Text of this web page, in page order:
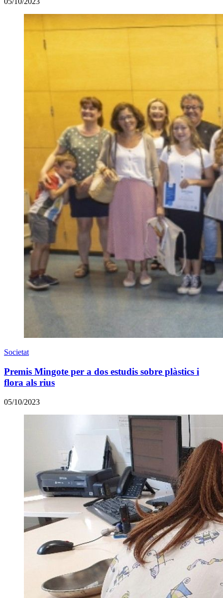
Societat
Premis Mingote per a dos estudis sobre plàstics i
flora als rius
05/10/2023